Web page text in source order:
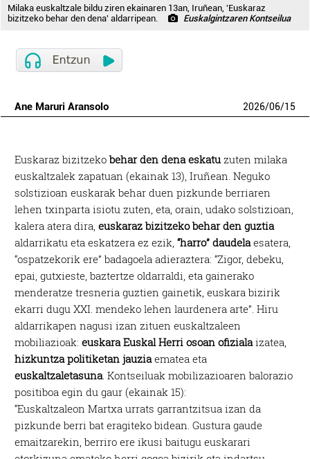
Milaka euskaltzale bildu ziren ekainaren 13an, Iruñean, 'Euskaraz
bizitzeko behar den dena' aldarripean.
Euskalgintzaren Kontseilua
Ane Maruri Aransolo 2026/06/15
Euskaraz bizitzeko behar den dena eskatu zuten milaka
euskaltzalek zapatuan (ekainak 13), Iruñean. Neguko
solstizioan euskarak behar duen pizkunde berriaren
lehen txinparta isiotu zuten, eta, orain, udako solstizioan,
kalera atera dira,euskaraz bizitzeko behar den guztia
aldarrikatu eta eskatzera ez ezik,“harro” daudelaesatera,
“ospatzekorik ere” badagoela adieraztera: “Zigor, debeku,
epai, gutxieste, baztertze oldarraldi, eta gainerako
menderatze tresneria guztien gainetik, euskara bizirik
ekarri dugu XXI. mendeko lehen laurdenera arte”. Hiru
aldarrikapen nagusi izan zituen euskaltzaleen
mobiliazioak:euskara Euskal Herri osoan ofizialaizatea,
hizkuntza politiketan jauziaematea eta
euskaltzaletasuna. Kontseiluak mobilizazioaren balorazio
positiboa egin du gaur (ekainak 15):
“Euskaltzaleon Martxa urrats garrantzitsua izan da
pizkunde berri bat eragiteko bidean. Gustura gaude
emaitzarekin, berriro ere ikusi baitugu euskarari